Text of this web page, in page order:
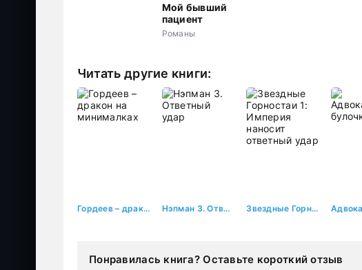
Мой бывший
пациент
Романы
Читать другие книги:
Гордеев – дракон на минималках Нэпман 3. Ответный удар Звездные Горностаи 1: Империя наносит ответный удар
Понравилась книга? Оставьте короткий отзыв